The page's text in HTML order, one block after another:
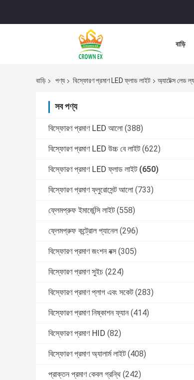
বাড়ি
বাড়ি পণ্য বিস্ফোরণ প্রমাণ LED ফ্লাড লাইট অ্যাটেক্স লেড
সব পণ্য
বিস্ফোরণ প্রমাণ LED আলো (388)
বিস্ফোরণ প্রমাণ LED উচ্চ বে লাইট (622)
বিস্ফোরণ প্রমাণ LED ফ্লাড লাইট (650)
বিস্ফোরণ প্রমাণ ফ্লুরোসেন্ট আলো (733)
ফ্লেমপ্রুফ ইমার্জেন্সি লাইট (558)
ফ্লেমপ্রুফ কন্ট্রোল প্যানেল (296)
বিস্ফোরণ প্রমাণ জংশন বক্স (305)
বিস্ফোরণ প্রমাণ সুইচ (224)
বিস্ফোরণ প্রমাণ প্লাগ এবং সকেট (283)
বিস্ফোরণ প্রমাণ নিষ্কাশন ফ্যান (414)
বিস্ফোরণ প্রমাণ HID (82)
বিস্ফোরণ প্রমাণ অ্যালার্ম লাইট (408)
প্রাক্তন প্রমাণ কেবল গ্রন্থি (242)